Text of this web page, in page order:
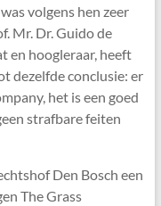
volgens hen zeer
Mr. Dr. Guido de
en hoogleraar, heeft
dezelfde conclusie: er
het is een goed
strafbare feiten
Den Bosch een
The Grass